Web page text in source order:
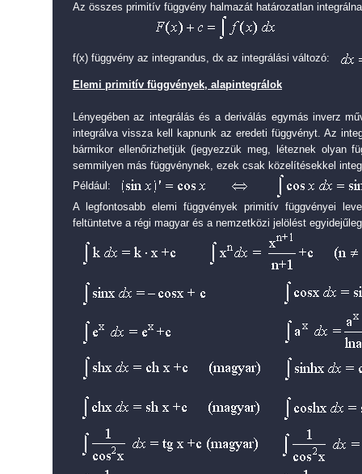
Az összes primitív függvény halmazát határozatlan
f(x) függvény az integrandus, dx az integrálási változó:
Elemi primitív függvények, alapintegrálok
Lényegében az integrálás és a deriválás egymás inverz
integrálva vissza kell kapnunk az eredeti függvényt. Az
bármikor ellenőrizhetjük (jegyezzük meg, léteznek olyan
semmilyen más függvénynek, ezek csak közelítésekkel
Például:
A legfontosabb elemi függvények primitív függvényei
feltüntetve a régi magyar és a nemzetközi jelölést